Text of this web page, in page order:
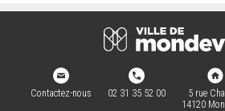
Contactez-nous 02 31 35 52 00
5 rue
14120